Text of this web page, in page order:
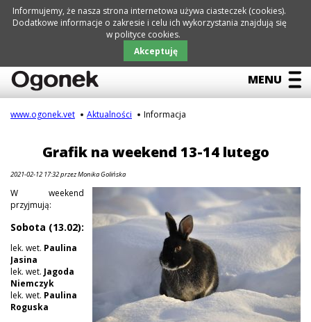
NIEZBĘDNIK
MENU
www.ogonek.vet Aktualności Informacja
Grafik na weekend 13-14 lutego
2021-02-12 17:32przez Monika Golińska
W weekend
przyjmują:
Sobota (13.02):
lek. wet. Paulina
Jasina
lek. wet. Jagoda
Niemczyk
lek. wet. Paulina
Roguska
Pomiń
Kącik adopcyjny
Informujemy, że nasza strona internetowa używa ciasteczek (cookies).
Dodatkowe informacje o zakresie i celu ich wykorzystania znajdują się
w polityce cookies.
Akceptuję